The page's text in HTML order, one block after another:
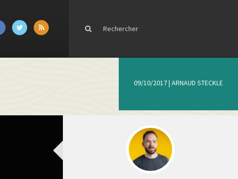
09/10/2017| ARNAUD STECKLE